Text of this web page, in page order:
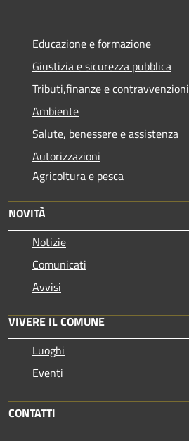
Educazione e formazione
Giustizia e sicurezza pubblica
Tributi,finanze e contravvenzioni
Ambiente
Salute, benessere e assistenza
Autorizzazioni
Agricoltura e pesca
NOVITÀ
Notizie
Comunicati
Avvisi
VIVERE IL COMUNE
Luoghi
Eventi
CONTATTI